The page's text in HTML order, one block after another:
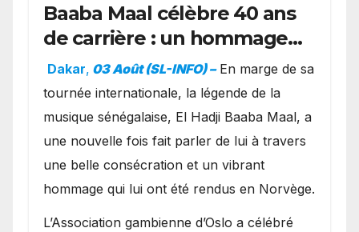
Baaba Maal célèbre 40 ans
de carrière : un hommage
exceptionnel à Oslo en
présence de la famille
royale.
Dakar, 03 Août (SL-INFO) – ​En marge de sa
tournée internationale, la légende de la
musique sénégalaise, El Hadji Baaba Maal, a
une nouvelle fois fait parler de lui à travers
une belle consécration et un vibrant
hommage qui lui ont été rendus en Norvège.
​L’Association gambienne d’Oslo a célébré